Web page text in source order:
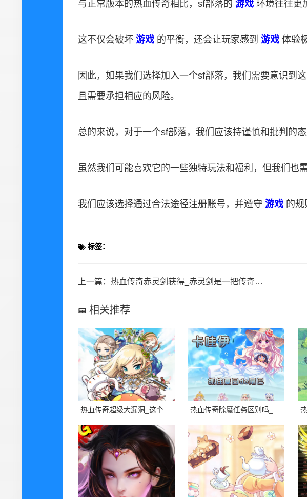
与正常版本的热血传奇相比，sf部落的 游戏 环境往往更
这不仅会破坏 游戏 的平衡，还会让玩家感到 游戏 体验
因此，如果我们选择加入一个sf部落，我们需要意识到
且需要承担相应的风险。
总的来说，对于一个sf部落，我们应该持谨慎和批判的态
虽然我们可能喜欢它的一些独特玩法和福利，但我们也
我们应该选择通过合法途径注册账号，并遵守 游戏 的规
标签：
上一篇： 热血传奇赤灵剑获得_赤灵剑是一把传奇中最强大的剑，它是游戏中最高的攻击力武器之一
相关推荐